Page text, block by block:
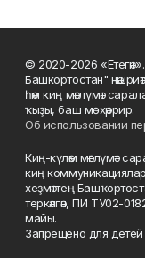
© 2020-2026
Башкортостан"
һәм киң мәғлүмәт
ҡыҙы, баш мөхәррир.
Об использовании
Киң-күләм мәғлүмәт
киң коммуникациялар
хеҙмәттең
теркәлгән, ПИ ТУ02-
майы.
Запрещено для детей